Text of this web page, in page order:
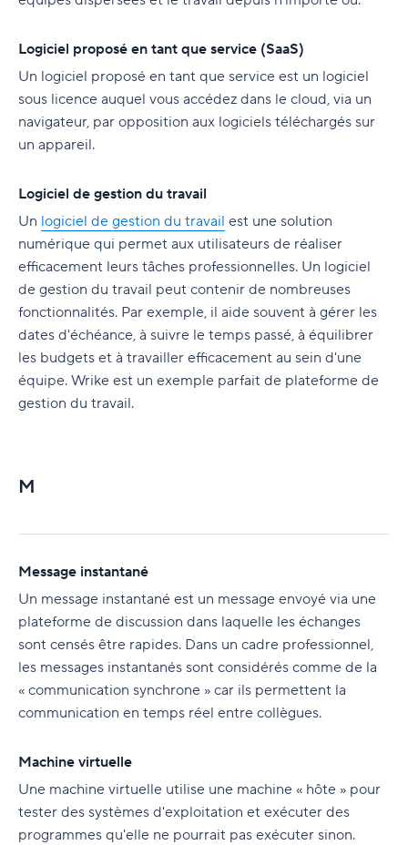
Logiciel proposé en tant que service (SaaS)
Un logiciel proposé en tant que service est un logiciel
sous licence auquel vous accédez dans le cloud, via un
navigateur, par opposition aux logiciels téléchargés sur
un appareil.
Logiciel de gestion du travail
Un logiciel de gestion du travail est une solution
numérique qui permet aux utilisateurs de réaliser
efficacement leurs tâches professionnelles. Un logiciel
de gestion du travail peut contenir de nombreuses
fonctionnalités. Par exemple, il aide souvent à gérer les
dates d'échéance, à suivre le temps passé, à équilibrer
les budgets et à travailler efficacement au sein d'une
équipe. Wrike est un exemple parfait de plateforme de
gestion du travail.
M
Message instantané
Un message instantané est un message envoyé via une
plateforme de discussion dans laquelle les échanges
sont censés être rapides. Dans un cadre professionnel,
les messages instantanés sont considérés comme de la
« communication synchrone » car ils permettent la
communication en temps réel entre collègues.
Machine virtuelle
Une machine virtuelle utilise une machine « hôte » pour
tester des systèmes d'exploitation et exécuter des
programmes qu'elle ne pourrait pas exécuter sinon.